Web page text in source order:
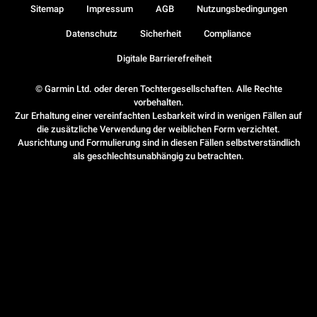
© Garmin Ltd. oder deren Tochtergesellschaften. Alle Rechte
vorbehalten.
Zur Erhaltung einer vereinfachten Lesbarkeit wird in wenigen Fällen auf
die zusätzliche Verwendung der weiblichen Form verzichtet.
Ausrichtung und Formulierung sind in diesen Fällen selbstverständlich
als geschlechtsunabhängig zu betrachten.
Sitemap Impressum AGB Nutzungsbedingungen
Datenschutz Sicherheit Compliance
Digitale Barrierefreiheit